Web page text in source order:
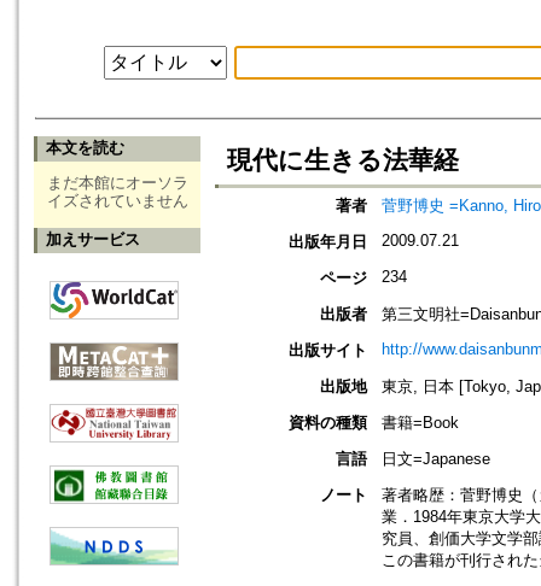
本文を読む
まだ本館にオーソラ
イズされていません
加えサービス
現代に生きる法華経
著者
菅野博史 =Kanno,
出版年月日
2009.07.21
ページ 234
出版者
第三文明社
出版サイト
http://
出版地
東京, 日本 [Tokyo,
資料の種類
書籍=Book
言語
日文=Japanese
ノート
著者略歴：菅野博史
業．1984年東京大学
究員、創価大学文学
この書籍が刊行され